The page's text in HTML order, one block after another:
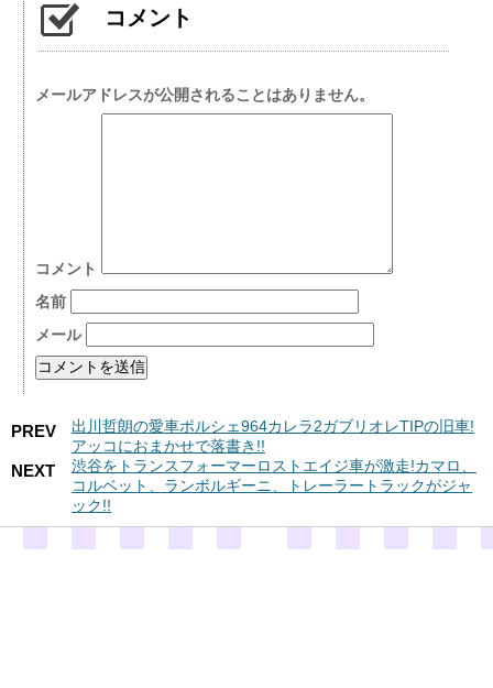
コメント
メールアドレスが公開されることはありません。
コメント
名前
メール
PREV
出川哲朗の愛車ポルシェ964カレラ2ガブリオレTIPの旧車!
アッコにおまかせで落書き!!
NEXT
渋谷をトランスフォーマーロストエイジ車が激走!カマロ、
コルベット、ランボルギーニ、トレーラートラックがジャ
ック!!